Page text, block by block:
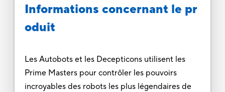
Informations concernant le pr
oduit
Les Autobots et les Decepticons utilisent les
Prime Masters pour contrôler les pouvoirs
incroyables des robots les plus légendaires de